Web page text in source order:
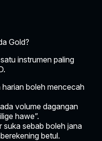
Gold?
instrumen paling
harian boleh mencecah
volume dagangan
hawe”.
suka sebab boleh jana
betul.